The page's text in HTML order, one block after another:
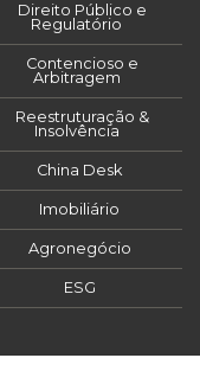
Direito Público e
Regulatório
Contencioso e
Arbitragem
Reestruturação &
Insolvência
China Desk
Imobiliário
Agronegócio
ESG